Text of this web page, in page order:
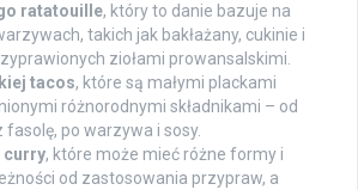
ratatouille, który to danie bazuje na
takich jak bakłażany, cukinie i
ziołami prowansalskimi.
tacos, które są małymi plackami
różnorodnymi składnikami – od
fasolę, po warzywa i sosy.
curry, które może mieć różne formy i
od zastosowania przypraw, a